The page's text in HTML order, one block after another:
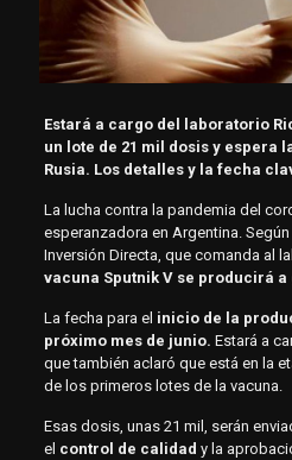
Estará a cargo del laboratorio
un lote de 21 mil dosis y espera
Rusia. Los detalles y la fecha
La lucha contra la pandemia del
esperanzadora en Argentina.
Inversión Directa, que comanda al
vacuna Sputnik V se producirá
La fecha para el inicio de la
próximo mes de junio. Estará a
que también aclaró que está en la
de los primeros lotes de la vacuna.
Esas dosis, unas 21 mil, serán
el control de calidad y la